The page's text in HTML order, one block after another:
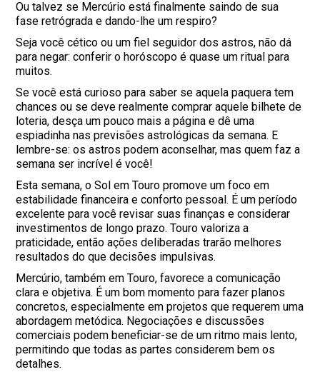
Ou talvez se Mercúrio está finalmente saindo de sua
fase retrógrada e dando-lhe um respiro?
Seja você cético ou um fiel seguidor dos astros, não dá
para negar: conferir o horóscopo é quase um ritual para
muitos.
Se você está curioso para saber se aquela paquera tem
chances ou se deve realmente comprar aquele bilhete de
loteria, desça um pouco mais a página e dê uma
espiadinha nas previsões astrológicas da semana. E
lembre-se: os astros podem aconselhar, mas quem faz a
semana ser incrível é você!
Esta semana, o Sol em Touro promove um foco em
estabilidade financeira e conforto pessoal. É um período
excelente para você revisar suas finanças e considerar
investimentos de longo prazo. Touro valoriza a
praticidade, então ações deliberadas trarão melhores
resultados do que decisões impulsivas.
Mercúrio, também em Touro, favorece a comunicação
clara e objetiva. É um bom momento para fazer planos
concretos, especialmente em projetos que requerem uma
abordagem metódica. Negociações e discussões
comerciais podem beneficiar-se de um ritmo mais lento,
permitindo que todas as partes considerem bem os
detalhes.